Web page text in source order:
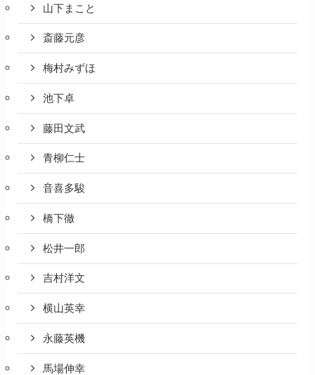
山下まこと
斎藤元彦
梅村みずほ
池下卓
藤田文武
青柳仁士
音喜多駿
橋下徹
松井一郎
吉村洋文
横山英幸
永藤英機
馬場伸幸